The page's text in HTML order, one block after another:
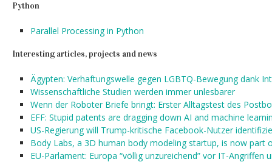
Python
Parallel Processing in Python
Interesting articles, projects and news
Ägypten: Verhaftungswelle gegen LGBTQ-Bewegung dank
Wissenschaftliche Studien werden immer unlesbarer
Wenn der Roboter Briefe bringt: Erster Alltagstest des
EFF: Stupid patents are dragging down AI and machine
US-Regierung will Trump-kritische Facebook-Nutzer
Body Labs, a 3D human body modeling startup, is now part
EU-Parlament: Europa “völlig unzureichend” vor IT-Angriffen